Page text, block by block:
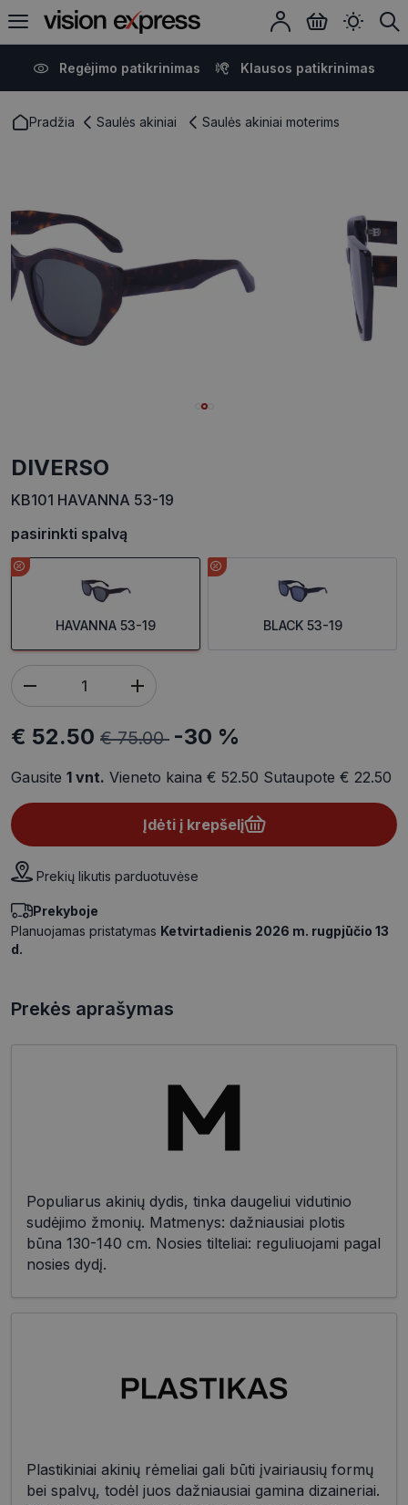
Regėjimo patikrinimas Klausos patikrinimas
Pradžia Saulės akiniai Saulės akiniai moterims
DIVERSO
KB101 HAVANNA 53-19
pasirinkti spalvą
HAVANNA 53-19 BLACK 53-19
€ 52.50 € 75.00 -30 %
Gausite 1 vnt. Vieneto kaina € 52.50 Sutaupote € 22.50
Įdėti į krepšelį
Prekių likutis parduotuvėse
Prekyboje
Planuojamas pristatymas Ketvirtadienis 2026 m. rugpjūčio 13
d.
Prekės aprašymas
Populiarus akinių dydis, tinka daugeliui vidutinio
sudėjimo žmonių. Matmenys: dažniausiai plotis
būna 130-140 cm. Nosies tilteliai: reguliuojami pagal
nosies dydį.
Plastikiniai akinių rėmeliai gali būti įvairiausių formų
bei spalvų, todėl juos dažniausiai gamina dizaineriai.